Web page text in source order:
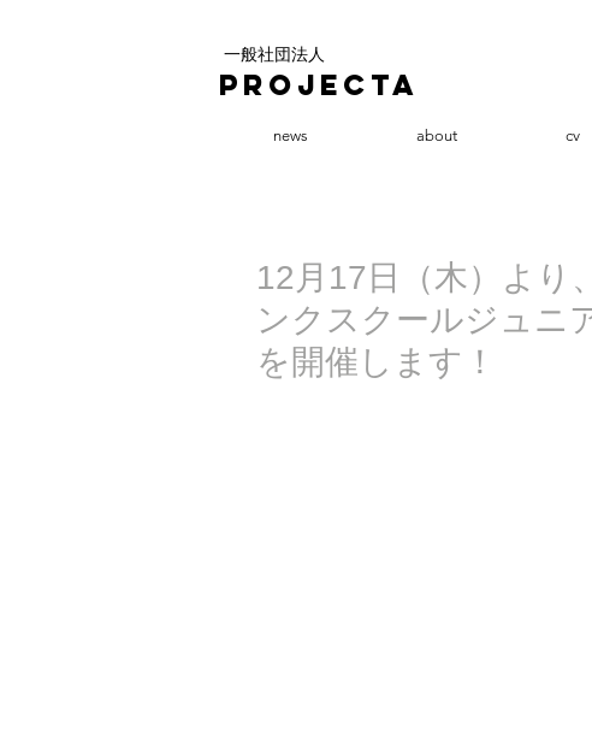
一般社団法人
PROJECTA
news about cv
12月17日（木）より
ンクスクールジュニ
を開催します！